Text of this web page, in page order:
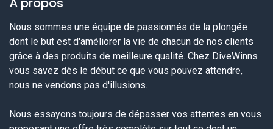
Nous sommes une équipe de passionnés de la plongée
dont le but est d'améliorer la vie de chacun de nos clients
grâce à des produits de meilleure qualité. Chez DiveWinns
vous savez dès le début ce que vous pouvez attendre,
nous ne vendons pas d'illusions.
Nous essayons toujours de dépasser vos attentes en vous